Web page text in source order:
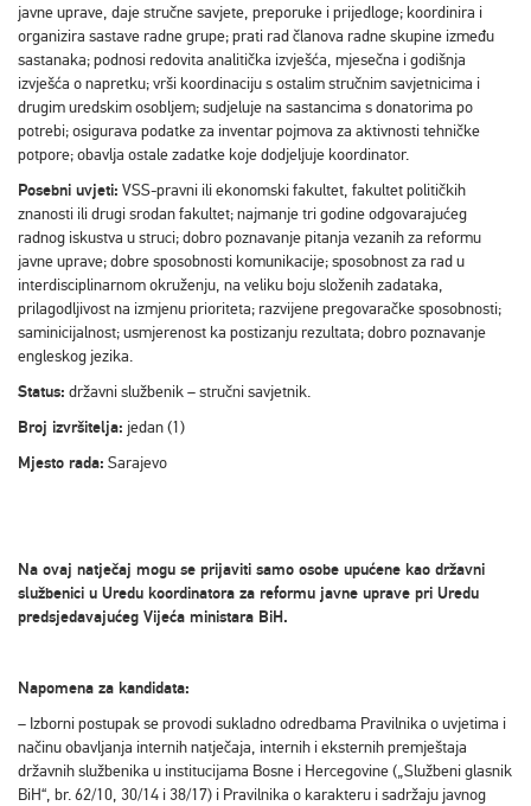
javne uprave, daje stručne savjete, preporuke i prijedloge; koordinira i
organizira sastave radne grupe; prati rad članova radne skupine između
sastanaka; podnosi redovita analitička izvješća, mjesečna i godišnja
izvješća o napretku; vrši koordinaciju s ostalim stručnim savjetnicima i
drugim uredskim osobljem; sudjeluje na sastancima s donatorima po
potrebi; osigurava podatke za inventar pojmova za aktivnosti tehničke
potpore; obavlja ostale zadatke koje dodjeljuje koordinator.
Posebni uvjeti: VSS-pravni ili ekonomski fakultet, fakultet političkih
znanosti ili drugi srodan fakultet; najmanje tri godine odgovarajućeg
radnog iskustva u struci; dobro poznavanje pitanja vezanih za reformu
javne uprave; dobre sposobnosti komunikacije; sposobnost za rad u
interdisciplinarnom okruženju, na veliku boju složenih zadataka,
prilagodljivost na izmjenu prioriteta; razvijene pregovaračke sposobnosti;
saminicijalnost; usmjerenost ka postizanju rezultata; dobro poznavanje
engleskog jezika.
Status: državni službenik – stručni savjetnik.
Broj izvršitelja: jedan (1)
Mjesto rada: Sarajevo
Na ovaj natječaj mogu se prijaviti samo osobe upućene kao državni
službenici u Uredu koordinatora za reformu javne uprave pri Uredu
predsjedavajućeg Vijeća ministara BiH.
Napomena za kandidata:
– Izborni postupak se provodi sukladno odredbama Pravilnika o uvjetima i
načinu obavljanja internih natječaja, internih i eksternih premještaja
državnih službenika u institucijama Bosne i Hercegovine („Službeni glasnik
BiH“, br. 62/10, 30/14 i 38/17) i Pravilnika o karakteru i sadržaju javnog